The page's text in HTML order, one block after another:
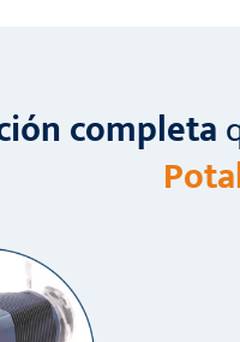
completa